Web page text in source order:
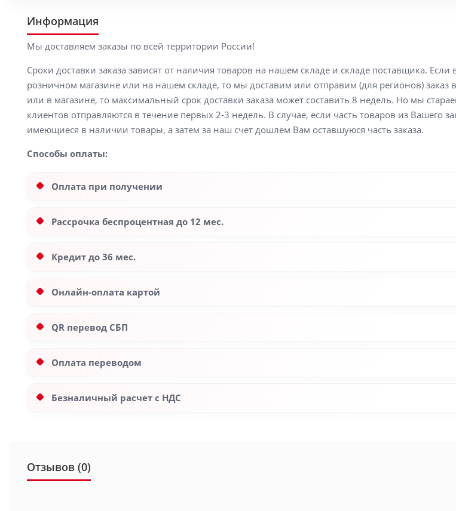
Информация
Мы доставляем заказы по всей территории России!
Сроки доставки заказа зависят от наличия товаров на нашем складе и складе поставщика.
розничном магазине или на нашем складе, то мы доставим или отправим (для регионов) заказ
или в магазине, то максимальный срок доставки заказа может составить 8 недель. Но мы
клиентов отправляются в течение первых 2-3 недель. В случае, если часть товаров из Вашего
имеющиеся в наличии товары, а затем за наш счет дошлем Вам оставшуюся часть заказа.
Способы оплаты:
Оплата при получении
Рассрочка беспроцентная до 12 мес.
Кредит до 36 мес.
Онлайн-оплата картой
QR перевод СБП
Оплата переводом
Безналичный расчет с НДС
Отзывов (0)